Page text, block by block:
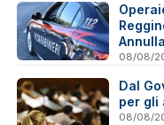
paese
08/08/
Dal
per gli
08/08/